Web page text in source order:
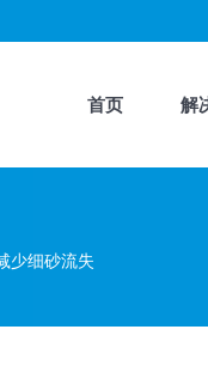
首页 解
少细砂流失